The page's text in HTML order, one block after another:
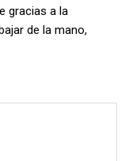
gracias a la
de la mano,